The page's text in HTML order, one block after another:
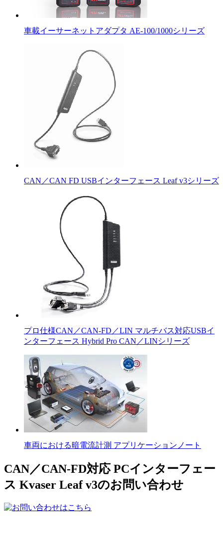
車載イーサーネットアダプタ AE-100/1000シリーズ
CAN／CAN FD USBインターフェース Leaf v3シリーズ
プロ仕様CAN／CAN-FD／LIN マルチバス対応USBイ
ンターフェース Hybrid Pro CAN／LINシリーズ
車両における暗電流計測 アプリケーションノート
CAN／CAN-FD対応 PCインターフェー
ス Kvaser Leaf v3のお問い合わせ